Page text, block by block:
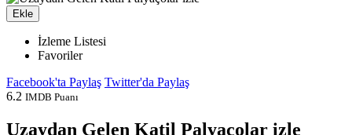
Ekle
İzleme Listesi
Favoriler
Facebook'ta Paylaş Twitter'da Paylaş
6.2 IMDB Puanı
Uzaydan Gelen Katil Palyaçolar izle